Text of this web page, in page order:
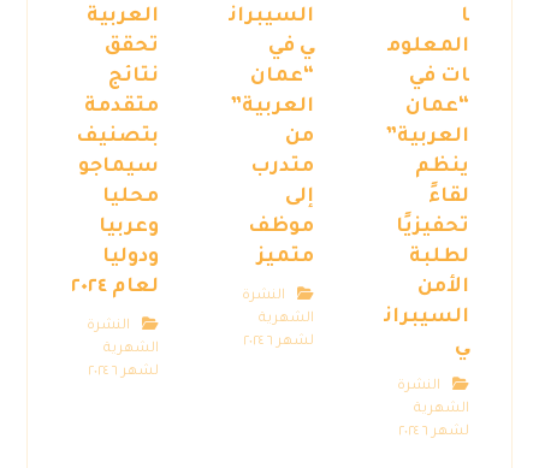
ا
المعلوم
ات في
“عمان
العربية”
ينظم
لقاءً
تحفيزيًا
لطلبة
الأمن
السيبران
ي
النشرة
الشهرية
لشهر ٦ ٢٠٢٤
السيبران
ي في
“عمان
العربية”
من
متدرب
إلى
موظف
متميز
النشرة
الشهرية
لشهر ٦ ٢٠٢٤
العربية
تحقق
نتائج
متقدمة
بتصنيف
سيماجو
محليا
وعربيا
ودوليا
لعام ٢٠٢٤
النشرة
الشهرية
لشهر ٦ ٢٠٢٤